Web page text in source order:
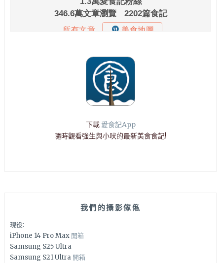
下載 愛食記App
隨時觀看強生與小吠的最新美食食記!
我們的攝影傢俬
現役:
iPhone 14 Pro Max 開箱
Samsung S25 Ultra
Samsung S21 Ultra 開箱